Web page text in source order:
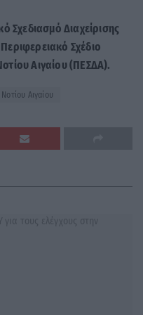
Σχεδιασμό Διαχείρισης
Σχέδιο
Αιγαίου (ΠΕΣΔΑ).
Αιγαίου